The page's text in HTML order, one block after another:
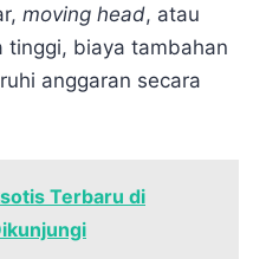
moving head, atau
tinggi, biaya tambahan
anggaran secara
Terbaru di